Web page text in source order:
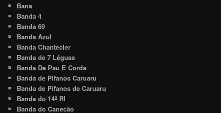
Bana
Banda 4
Banda 69
Banda Azul
Banda Chantecler
Banda de 7 Léguas
Banda De Pau E Corda
Banda de Pífanos Caruaru
Banda de Pífanos de Caruaru
Banda do 14º RI
Banda do Canecão